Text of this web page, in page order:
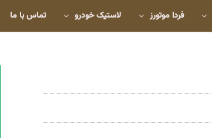
فردا موتورز لاستیک خودرو تماس با ما